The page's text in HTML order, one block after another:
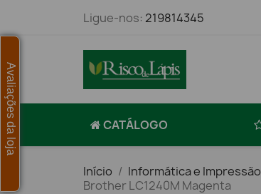
Ligue-nos: 219814345
CATÁLOGO
Início Informática e Impressão
Brother LC1240M Magenta
Avaliações da loja